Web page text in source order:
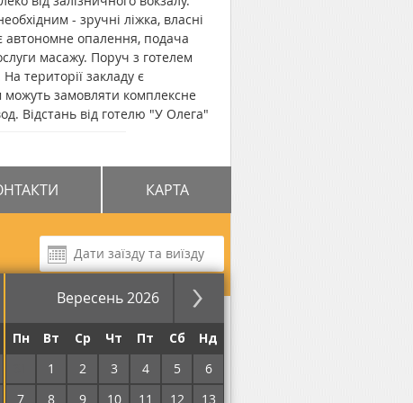
- зручні ліжка, власні
автономне опалення, подача
масажу. Поруч з готелем
території закладу є
можуть замовляти комплексне
Відстань від готелю "У Олега"
Трускавця розміщений за 300
КАРТА
Вересень 2026
Пн Вт Ср Чт Пт Сб
Нд
1 2 3 4 5
6
7
8 9 10 11 12
13
за ніч